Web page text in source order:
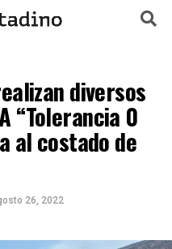
diversos
“Tolerancia 0
al costado de
26, 2022